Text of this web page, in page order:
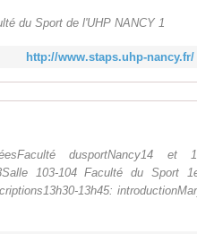
du Sport de l'UHP NANCY 1
http://www.staps.uhp-nancy.fr/
dusportNancy14 et
103-104 Faculté du Sport
13h45: